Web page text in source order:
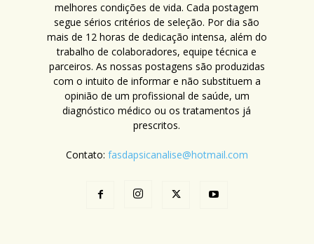
melhores condições de vida. Cada postagem
segue sérios critérios de seleção. Por dia são
mais de 12 horas de dedicação intensa, além do
trabalho de colaboradores, equipe técnica e
parceiros. As nossas postagens são produzidas
com o intuito de informar e não substituem a
opinião de um profissional de saúde, um
diagnóstico médico ou os tratamentos já
prescritos.
Contato: fasdapsicanalise@hotmail.com